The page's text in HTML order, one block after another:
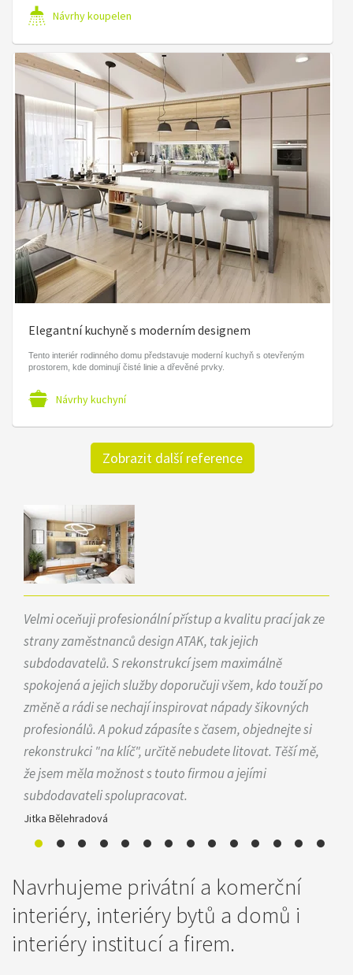
Návrhy koupelen
Elegantní kuchyně s moderním designem
Tento interiér rodinného domu představuje moderní kuchyň s otevřeným
prostorem, kde dominují čisté linie a dřevěné prvky.
Návrhy kuchyní
Zobrazit další reference
Velmi oceňuji profesionální přístup a kvalitu prací jak ze
strany zaměstnanců design ATAK, tak jejich
subdodavatelů. S rekonstrukcí jsem maximálně
spokojená a jejich služby doporučuji všem, kdo touží po
změně a rádi se nechají inspirovat nápady šikovných
profesionálů. A pokud zápasíte s časem, objednejte si
rekonstrukci "na klíč", určitě nebudete litovat. Těší mě,
že jsem měla možnost s touto firmou a jejími
subdodavateli spolupracovat.
Jitka Bělehradová
Navrhujeme privátní a komerční
interiéry, interiéry bytů a domů i
interiéry institucí a firem.